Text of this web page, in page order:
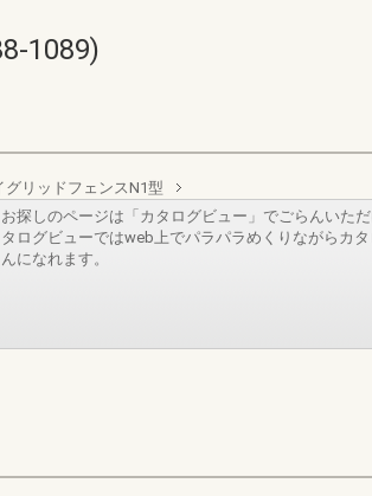
1089)
グリッドフェンスN1型
お探しのページは「カタログビュー」でごらんいた
タログビューではweb上でパラパラめくりながらカ
んになれます。